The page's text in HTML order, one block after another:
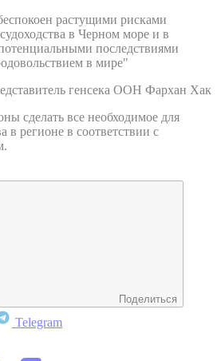
растущими рисками
в Черном море и в
последствиями
в мире"
генсека ООН Фархан Хак
сделать все необходимое для
в регионе в соответствии с
Поделиться
Telegram